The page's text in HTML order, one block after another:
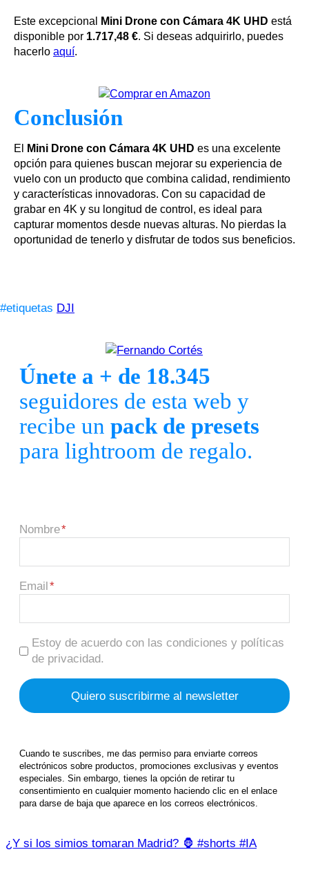
Este excepcional Mini Drone con Cámara 4K UHD está
disponible por 1.717,48 €. Si deseas adquirirlo, puedes
hacerlo aquí.
Conclusión
El Mini Drone con Cámara 4K UHD es una excelente
opción para quienes buscan mejorar su experiencia de
vuelo con un producto que combina calidad, rendimiento
y características innovadoras. Con su capacidad de
grabar en 4K y su longitud de control, es ideal para
capturar momentos desde nuevas alturas. No pierdas la
oportunidad de tenerlo y disfrutar de todos sus beneficios.
#etiquetas DJI
Únete a + de 18.345
seguidores de esta web y
recibe un pack de presets
para lightroom de regalo.
Nombre
Email
Estoy de acuerdo con las condiciones y políticas
de privacidad.
Cuando te suscribes, me das permiso para enviarte correos
electrónicos sobre productos, promociones exclusivas y eventos
especiales. Sin embargo, tienes la opción de retirar tu
consentimiento en cualquier momento haciendo clic en el enlace
para darse de baja que aparece en los correos electrónicos.
¿Y si los simios tomaran Madrid? 🦍 #shorts #IA